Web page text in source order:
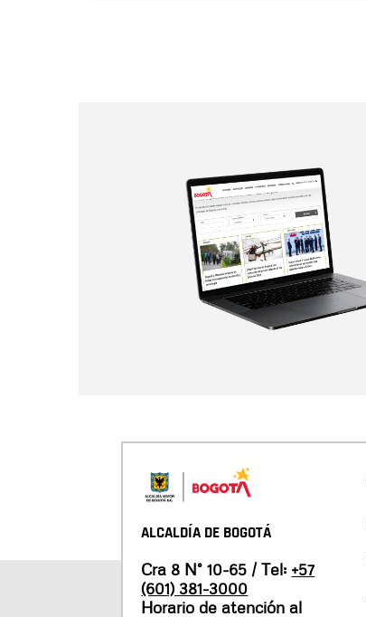
ALCALDÍA DE BOGOTÁ
Cra 8 N° 10-65 / Tel: +57
(601) 381-3000
Horario de atención al